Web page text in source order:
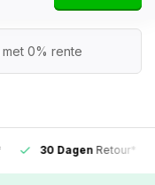
met 0% rente
30 DagenRetour*